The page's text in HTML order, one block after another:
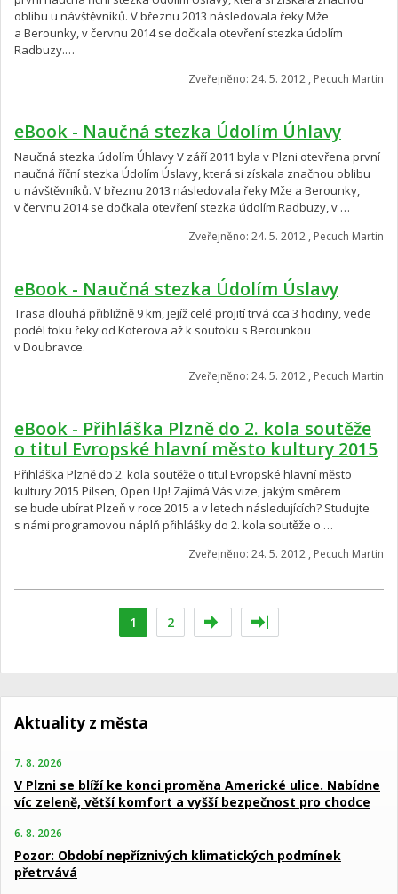
oblibu u návštěvníků. V březnu 2013 následovala řeky Mže
a Berounky, v červnu 2014 se dočkala otevření stezka údolím
Radbuzy.…
Zveřejněno: 24. 5. 2012 , Pecuch Martin
eBook - Naučná stezka Údolím Úhlavy
Naučná stezka údolím Úhlavy V září 2011 byla v Plzni otevřena první
naučná říční stezka Údolím Úslavy, která si získala značnou oblibu
u návštěvníků. V březnu 2013 následovala řeky Mže a Berounky,
v červnu 2014 se dočkala otevření stezka údolím Radbuzy, v …
Zveřejněno: 24. 5. 2012 , Pecuch Martin
eBook - Naučná stezka Údolím Úslavy
Trasa dlouhá přibližně 9 km, jejíž celé projití trvá cca 3 hodiny, vede
podél toku řeky od Koterova až k soutoku s Berounkou
v Doubravce.
Zveřejněno: 24. 5. 2012 , Pecuch Martin
eBook - Přihláška Plzně do 2. kola soutěže
o titul Evropské hlavní město kultury 2015
Přihláška Plzně do 2. kola soutěže o titul Evropské hlavní město
kultury 2015 Pilsen, Open Up! Zajímá Vás vize, jakým směrem
se bude ubírat Plzeň v roce 2015 a v letech následujících? Studujte
s námi programovou náplň přihlášky do 2. kola soutěže o …
Zveřejněno: 24. 5. 2012 , Pecuch Martin
1 2
Aktuality z města
7. 8. 2026
V Plzni se blíží ke konci proměna Americké ulice. Nabídne
víc zeleně, větší komfort a vyšší bezpečnost pro chodce
6. 8. 2026
Pozor: Období nepříznivých klimatických podmínek
přetrvává